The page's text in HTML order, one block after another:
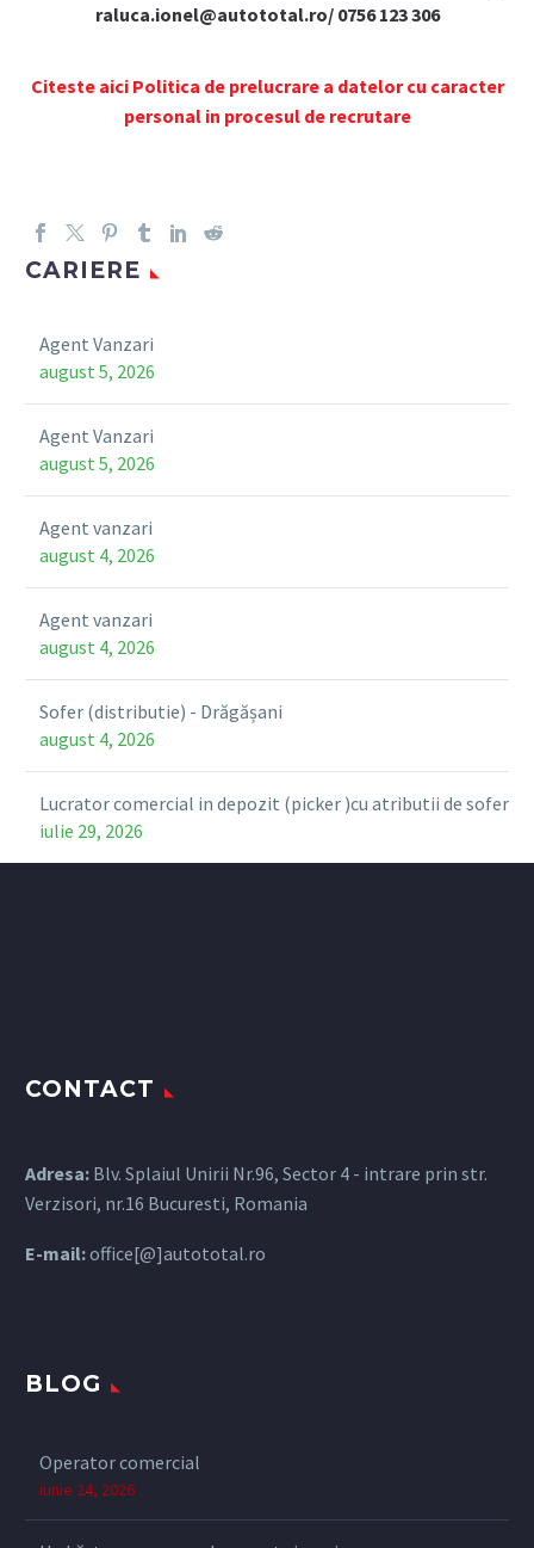
raluca.ionel@autototal.ro/ 0756 123 306
Citeste aici Politica de prelucrare a datelor cu caracter
personal in procesul de recrutare
CARIERE
Agent Vanzari
august 5, 2026
Agent Vanzari
august 5, 2026
Agent vanzari
august 4, 2026
Agent vanzari
august 4, 2026
Sofer (distributie) - Drăgășani
august 4, 2026
Lucrator comercial in depozit (picker )cu atributii de sofer
iulie 29, 2026
CONTACT
Adresa: Blv. Splaiul Unirii Nr.96, Sector 4 - intrare prin str.
Verzisori, nr.16 Bucuresti, Romania
E-mail:office[@]autototal.ro
BLOG
Operator comercial
iunie 24, 2026